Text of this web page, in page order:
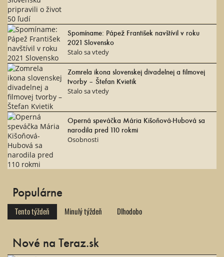
Spomíname: Pápež František navštívil v roku
2021 Slovensko
Stalo sa vtedy
Zomrela ikona slovenskej divadelnej a filmovej
tvorby – Štefan Kvietik
Stalo sa vtedy
Operná speváčka Mária Kišoňová-Hubová sa
narodila pred 110 rokmi
Osobnosti
Populárne
Tento týždeň Minulý týždeň Dlhodobo
Nové na Teraz.sk